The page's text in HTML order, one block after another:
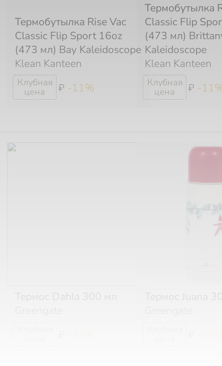
₽ -11%
Термобутылка Rise Vac
Classic Flip Sport 16oz
(473 мл) Bay Kaleidoscope
Klean Kanteen
₽ -
Термобутылка
Classic Flip
(473 мл)
Kaleidoscope
Klean Kanteen